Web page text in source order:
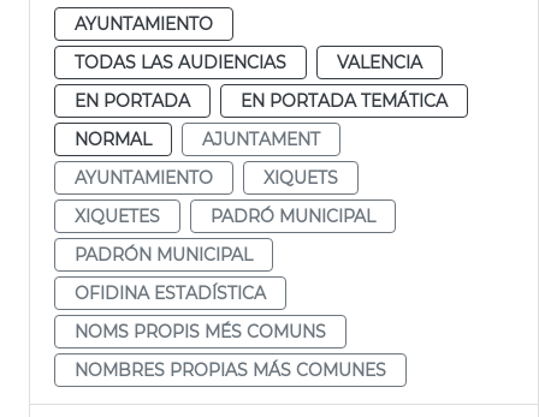
AYUNTAMIENTO
TODAS LAS AUDIENCIAS
VALENCIA
EN PORTADA
EN PORTADA TEMÁTICA
NORMAL
AJUNTAMENT
AYUNTAMIENTO
XIQUETS
XIQUETES
PADRÓ MUNICIPAL
PADRÓN MUNICIPAL
OFIDINA ESTADÍSTICA
NOMS PROPIS MÉS COMUNS
NOMBRES PROPIAS MÁS COMUNES